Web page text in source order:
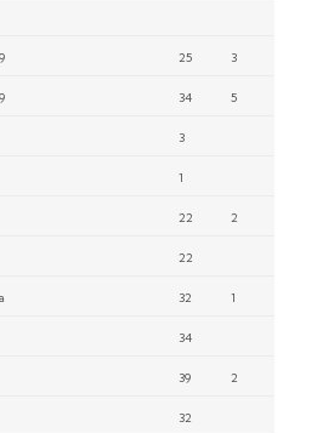
25 3
34 5
3
1
22 2
22
32 1
34
39 2
32